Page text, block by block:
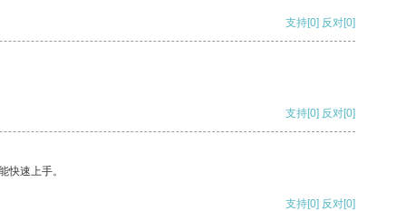
支持[0] 反对[0]
支持[0] 反对[0]
快速上手。
支持[0] 反对[0]